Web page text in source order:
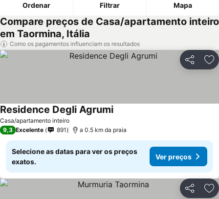
Ordenar Filtrar Mapa
Compare preços de Casa/apartamento inteiro
em Taormina, Itália
Como os pagamentos influenciam os resultados
Partilhar
Casa/apartamento inteiro
Residence Degli AgrumiVer preços
9,3 Excelente 891 a 0.5 km da praia
Selecione as datas para ver os preços
exatos.
Ver preços
Partilhar